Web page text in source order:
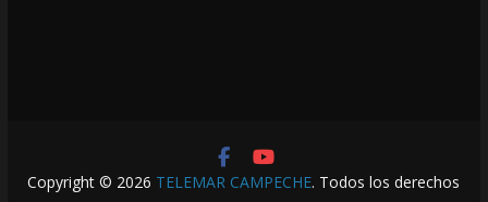
Copyright © 2026 TELEMAR CAMPECHE. Todos los derechos